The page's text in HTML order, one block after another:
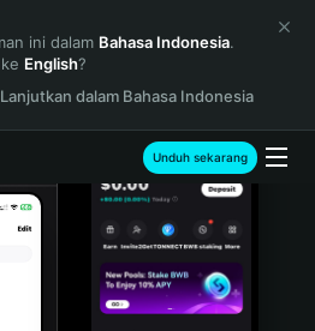
ini dalam Bahasa Indonesia.
English?
Lanjutkan dalam Bahasa Indonesia
Unduh sekarang